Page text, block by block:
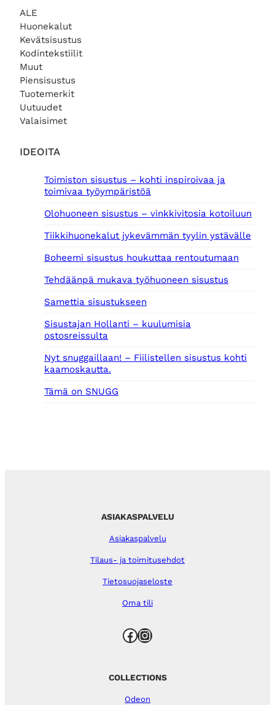
ALE
Huonekalut
Kevätsisustus
Kodintekstiilit
Muut
Piensisustus
Tuotemerkit
Uutuudet
Valaisimet
IDEOITA
Toimiston sisustus – kohti inspiroivaa ja
toimivaa työympäristöä
Olohuoneen sisustus – vinkkivitosia kotoiluun
Tiikkihuonekalut jykevämmän tyylin ystävälle
Boheemi sisustus houkuttaa rentoutumaan
Tehdäänpä mukava työhuoneen sisustus
Samettia sisustukseen
Sisustajan Hollanti – kuulumisia
ostosreissulta
Nyt snuggaillaan! – Fiilistellen sisustus kohti
kaamoskautta.
Tämä on SNUGG
ASIAKASPALVELU
Asiakaspalvelu
Tilaus- ja toimitusehdot
Tietosuojaseloste
Oma tili
Facebook Instagram
COLLECTIONS
Odeon